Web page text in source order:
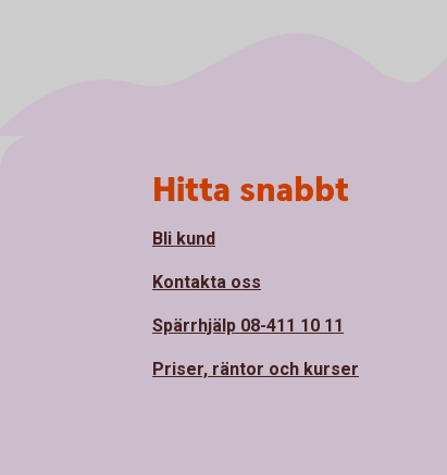
Hitta snabbt
Bli kund
Kontakta oss
Spärrhjälp 08-411 10 11
Priser, räntor och kurser